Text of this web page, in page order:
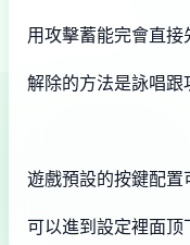
用攻擊蓄能完會直接
解除的方法是詠唱跟
遊戲預設的按鍵配
可以進到設定裡面